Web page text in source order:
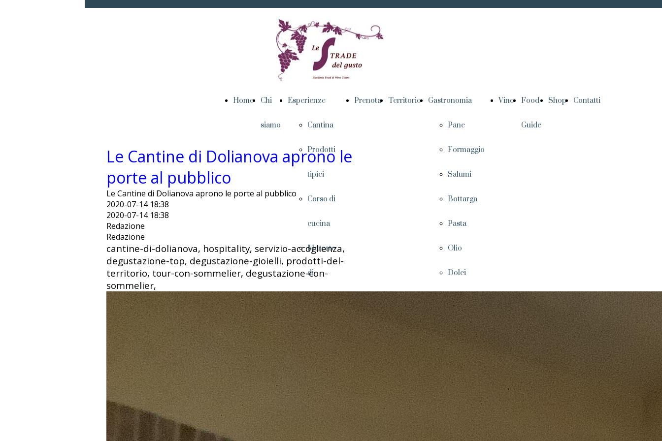
Home Chi
siamo
Esperienze
Cantina
Prodotti
tipici
Corso di
cucina
Mercato
di
Cagliari
Caseificio
Frantoio
Birrificio
Prenota Territorio Gastronomia
Pane
Formaggio
Salumi
Bottarga
Pasta
Olio
Dolci
Torrone
Zafferano
Vino Food
Guide
Shop Contatti
Le Cantine di Dolianova aprono le
porte al pubblico
Le Cantine di Dolianova aprono le porte al pubblico
2020-07-14 18:38
2020-07-14 18:38
Redazione
Redazione
cantine-di-dolianova, hospitality, servizio-accoglienza,
degustazione-top, degustazione-gioielli, prodotti-del-
territorio, tour-con-sommelier, degustazione-con-
sommelier,